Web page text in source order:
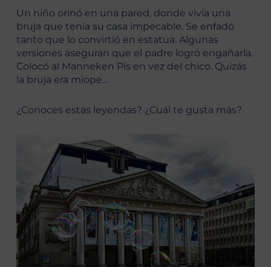
Un niño orinó en una pared, donde vivía una
bruja que tenía su casa impecable. Se enfadó
tanto que lo convirtió en estatua. Algunas
versiones aseguran que el padre logró engañarla.
Colocó al Manneken Pis en vez del chico. Quizás
la bruja era miope…
¿Conoces estas leyendas? ¿Cuál te gusta más?